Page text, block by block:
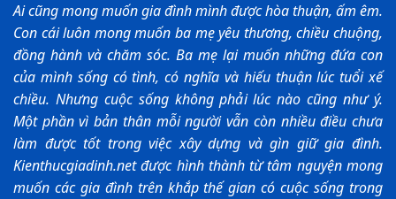
Ai cũng mong muốn gia đình mình được hòa thuận, ấm êm.
Con cái luôn mong muốn ba mẹ yêu thương, chiều chuộng,
đồng hành và chăm sóc. Ba mẹ lại muốn những đứa con
của mình sống có tình, có nghĩa và hiếu thuận lúc tuổi xế
chiều. Nhưng cuộc sống không phải lúc nào cũng như ý.
Một phần vì bản thân mỗi người vẫn còn nhiều điều chưa
làm được tốt trong việc xây dựng và gìn giữ gia đình.
Kienthucgiadinh.net được hình thành từ tâm nguyện mong
muốn các gia đình trên khắp thế gian có cuộc sống trong